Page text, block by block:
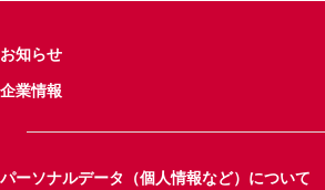
お知らせ
企業情報
パーソナルデータ（個人情報など）について